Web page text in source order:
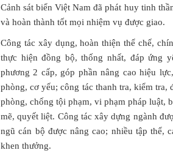
Cảnh sát biển Việt Nam đã phát huy tinh
và hoàn thành tốt mọi nhiệm vụ được giao.
Công tác xây dụng, hoàn thiện thể chế,
thực hiện đồng bộ, thống nhất, đáp ứng
phương 2 cấp, góp phần nâng cao hiệu
phòng, cơ yếu; công tác thanh tra, kiểm
phòng, chống tội phạm, vi phạm pháp luật,
mẽ, quyết liệt. Công tác xây dựng ngành
ngũ cán bộ được nâng cao; nhiều tập thể,
khen thưởng.